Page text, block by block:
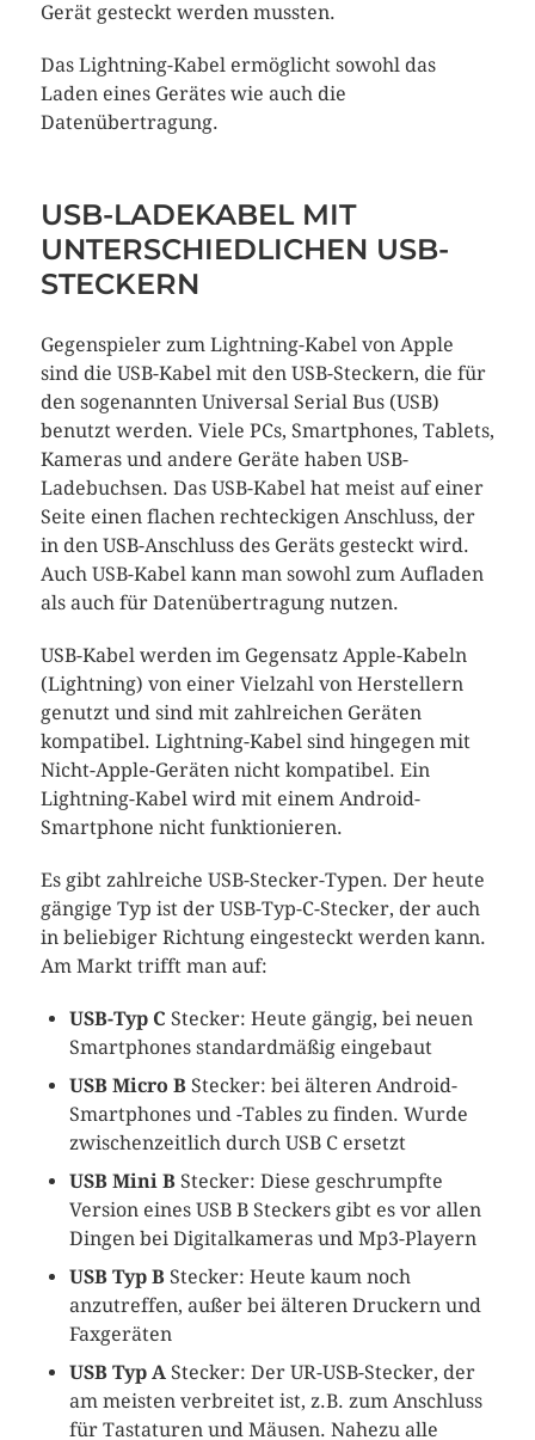
Gerät gesteckt werden mussten.
Das Lightning-Kabel ermöglicht sowohl das
Laden eines Gerätes wie auch die
Datenübertragung.
USB-LADEKABEL MIT
UNTERSCHIEDLICHEN USB-
STECKERN
Gegenspieler zum Lightning-Kabel von Apple
sind die USB-Kabel mit den USB-Steckern, die für
den sogenannten Universal Serial Bus (USB)
benutzt werden. Viele PCs, Smartphones, Tablets,
Kameras und andere Geräte haben USB-
Ladebuchsen. Das USB-Kabel hat meist auf einer
Seite einen flachen rechteckigen Anschluss, der
in den USB-Anschluss des Geräts gesteckt wird.
Auch USB-Kabel kann man sowohl zum Aufladen
als auch für Datenübertragung nutzen.
USB-Kabel werden im Gegensatz Apple-Kabeln
(Lightning) von einer Vielzahl von Herstellern
genutzt und sind mit zahlreichen Geräten
kompatibel. Lightning-Kabel sind hingegen mit
Nicht-Apple-Geräten nicht kompatibel. Ein
Lightning-Kabel wird mit einem Android-
Smartphone nicht funktionieren.
Es gibt zahlreiche USB-Stecker-Typen. Der heute
gängige Typ ist der USB-Typ-C-Stecker, der auch
in beliebiger Richtung eingesteckt werden kann.
Am Markt trifft man auf:
USB-Typ C Stecker: Heute gängig, bei neuen
Smartphones standardmäßig eingebaut
USB Micro BStecker: bei älteren Android-
Smartphones und -Tables zu finden. Wurde
zwischenzeitlich durch USB C ersetzt
USB Mini BStecker: Diese geschrumpfte
Version eines USB B Steckers gibt es vor allen
Dingen bei Digitalkameras und Mp3-Playern
USB Typ B Stecker: Heute kaum noch
anzutreffen, außer bei älteren Druckern und
Faxgeräten
USB Typ A Stecker: Der UR-USB-Stecker, der
am meisten verbreitet ist, z.B. zum Anschluss
für Tastaturen und Mäusen. Nahezu alle